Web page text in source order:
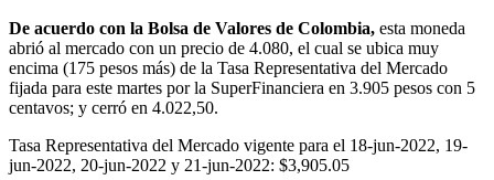
De acuerdo con la Bolsa de Valores de Colombia, esta moneda
abrió al mercado con un precio de 4.080, el cual se ubica muy
encima (175 pesos más) de la Tasa Representativa del Mercado
fijada para este martes por la SuperFinanciera en 3.905 pesos con 5
centavos; y cerró en 4.022,50.
Tasa Representativa del Mercado vigente para el 18-jun-2022, 19-
jun-2022, 20-jun-2022 y 21-jun-2022: $3,905.05